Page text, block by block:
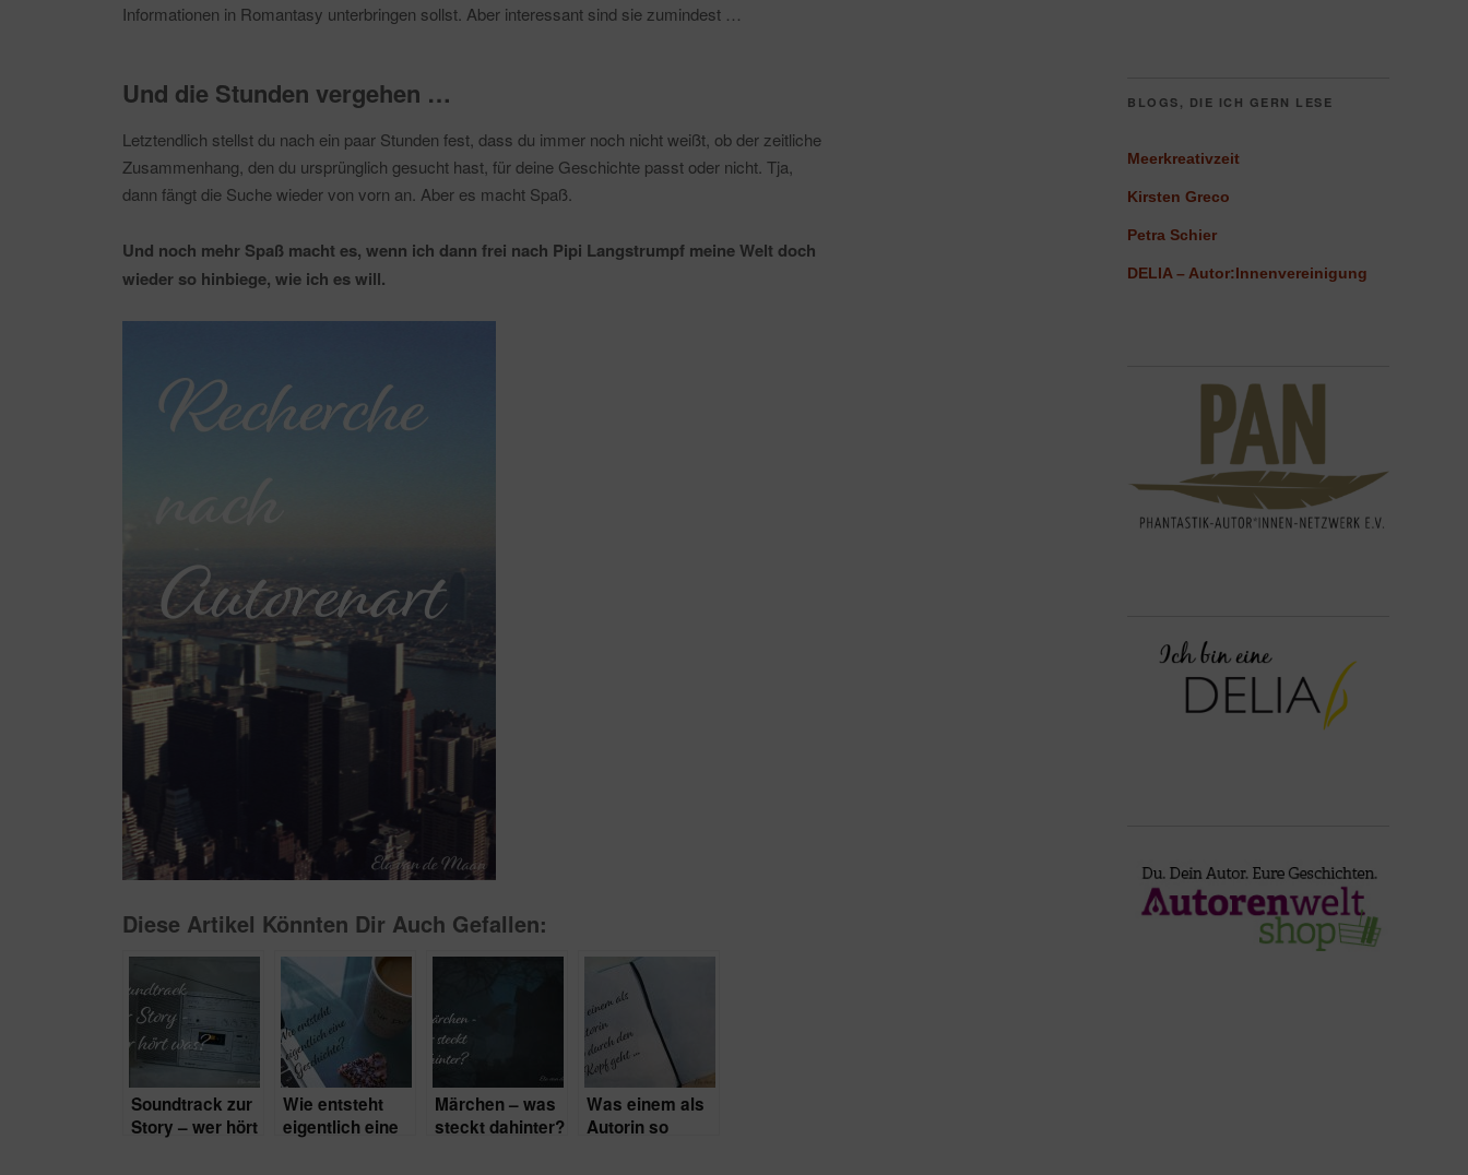
Informationen in Romantasy unterbringen sollst. Aber interessant sind sie zumindest …
Und die Stunden vergehen …
Letztendlich stellst du nach ein paar Stunden fest, dass du immer noch nicht weißt, ob der zeitliche
Zusammenhang, den du ursprünglich gesucht hast, für deine Geschichte passt oder nicht. Tja,
dann fängt die Suche wieder von vorn an. Aber es macht Spaß.
Und noch mehr Spaß macht es, wenn ich dann frei nach Pipi Langstrumpf meine Welt doch
wieder so hinbiege, wie ich es will.
Diese Artikel Könnten Dir Auch Gefallen:
Soundtrack zur
Story – wer hört
Wie entsteht
eigentlich eine
Märchen – was
steckt dahinter?
Was einem als
Autorin so
BLOGS, DIE ICH GERN LESE
Meerkreativzeit
Kirsten Greco
Petra Schier
DELIA – Autor:Innenvereinigung